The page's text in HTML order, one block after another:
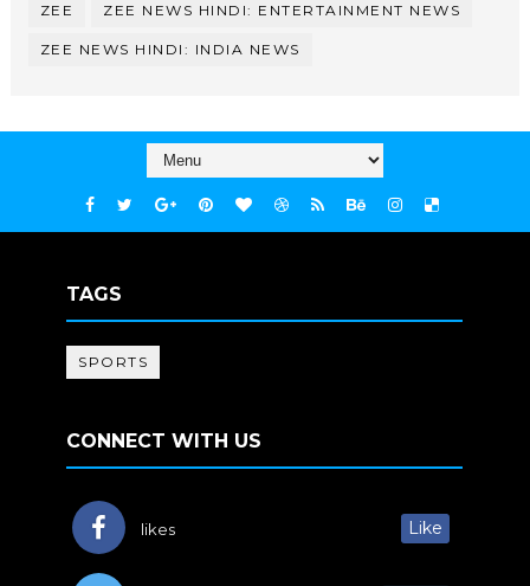
ZEE ZEE NEWS HINDI: ENTERTAINMENT NEWS
ZEE NEWS HINDI: INDIA NEWS
TAGS
SPORTS
CONNECT WITH US
likes Like